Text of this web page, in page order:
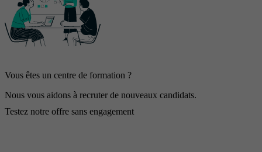
Vous êtes un centre de formation ?
Nous vous aidons à recruter de nouveaux candidats.
Testez notre offre sans engagement